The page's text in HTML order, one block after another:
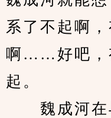
系了不起啊
啊……好吧，
起。
魏成河在